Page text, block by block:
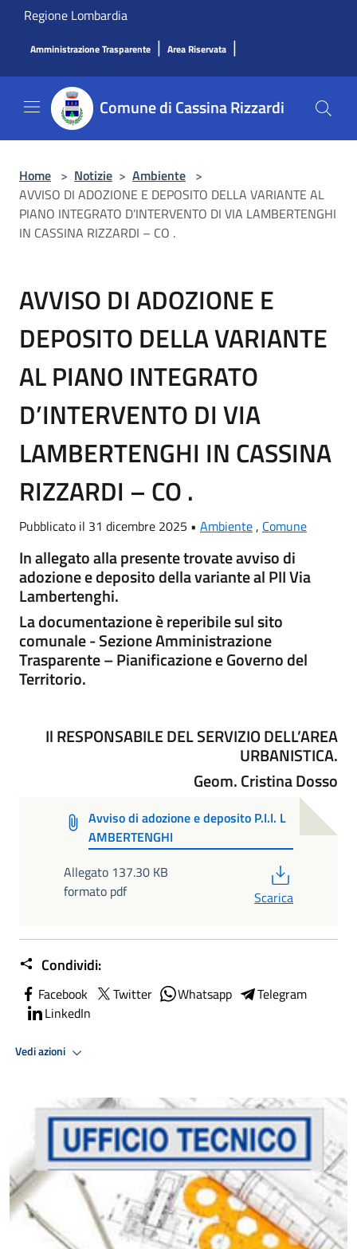
Salta al contenuto principale
Regione Lombardia
Amministrazione Trasparente | Area Riservata |
Comune di Cassina Rizzardi
Home > Notizie > Ambiente >
AVVISO DI ADOZIONE E DEPOSITO DELLA VARIANTE AL
PIANO INTEGRATO D’INTERVENTO DI VIA LAMBERTENGHI
IN CASSINA RIZZARDI – CO .
AVVISO DI ADOZIONE E
DEPOSITO DELLA VARIANTE
AL PIANO INTEGRATO
D’INTERVENTO DI VIA
LAMBERTENGHI IN CASSINA
RIZZARDI – CO .
Pubblicato il 31 dicembre 2025 • Ambiente, Comune
In allegato alla presente trovate avviso di
adozione e deposito della variante al PII Via
Lambertenghi.
La documentazione è reperibile sul sito
comunale - Sezione Amministrazione
Trasparente – Pianificazione e Governo del
Territorio.
Il RESPONSABILE DEL SERVIZIO DELL’AREA
URBANISTICA.
Geom. Cristina Dosso
Avviso di adozione e deposito P.I.I. L
AMBERTENGHI
Allegato 137.30 KB
formato pdf
Scarica
Condividi:
Facebook Twitter Whatsapp
Telegram
LinkedIn
Vedi azioni